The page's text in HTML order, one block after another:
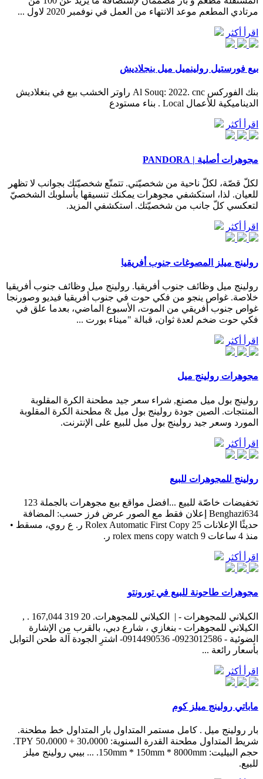
مرتادي المطعم موعد الانتهاء من العمل في نوفمبر 2020 لاول ...
اقرأ أكثر
بيع فورستيل رولينميل ميل بنجلاديش
بنك الفوركس Al Souq: 2022. cnc راوتر الخشب بيع في بنغلاديش
الديناميكية للأعمال Local . بناء مستودع
اقرأ أكثر
مجوهرات أصلية | PANDORA
لكلّ قصّة، لكلّ ناحية من شخصيّتي. تتمتّع شخصيّتك بجوانب لا تظهر
للعيان. لذا، استكشفي مجوهرات يمكنك تنسيقها بأسلوبك الشخصيّ
لتعكسي كلّ جانب من شخصيّتك. استكشفي المزيد.
اقرأ أكثر
رولينج ميلز المصوغات جنوب أفريقيا
رولينج ميل وظائف جنوب أفريقيا. رولينج ميل وظائف جنوب أفريقيا
خلاصة. غواص ينجو من فكي حوت في جنوب أفريقيا فيديو وصورنجا
غواص جنوب أفريقي من الموت، الأسبوع الماضي، بعدما علق في
فكي حوت ضخم لعدة ثوان، قبالة "ميناء بورت ...
اقرأ أكثر
مجوهرات رولينج ميل
رولينج بول ميل مصنع, شراء سعر جيد مطحنة الكرة المقلوبة
المنتجات. الصين جودة رولينج بول ميل & مطحنة الكرة المقلوبة
المورد وسعر جيد رولينج بول ميل للبيع على الإنترنت.
اقرأ أكثر
رولينج للمجوهرات للبيع
تخفيضات خاصّة للبيع ...افضل مواقع بيع مجوهرات بالجملة 123
Benghazi634 إعلان فقط مع الصور عرض فرز حسب: المضافة
حديثًا الإعلانات Rolex Automatic First Copy 25 ر. ع روي، مسقط •
منذ 4 ساعات rolex mens copy watch 9 ر.
اقرأ أكثر
مجوهرات طاحونة للبيع في تورونتو
‫الكيلاني للمجوهرات - | ‬ ‎الكيلاني للمجوهرات‎, . 167,044 319 20 .
‎الكيلاني للمجوهرات - بنغازي ، شارع دبي، بالقرب من الإشارة
الضوئية - 0923012586- 0914490536-‎ اشترِ الجودة آلة طحن التوابل
بأسعار رائعة ...
اقرأ أكثر
ماباتي رولينج ميلز كوم
بار رولينج ميل . كامل مستمر المتداول بار المتداول خط مطحنة.
شريط المتداول مطحنة القدرة السنوية: 30،0000 + 50،0000 TPY.
حجم البيليت: 150mm * 150mm * 8000mm. ... بيبي رولينج ميلز
للبيع.